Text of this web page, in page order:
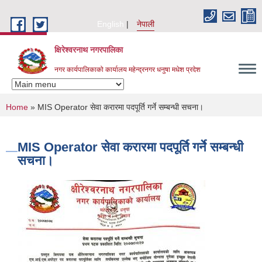
English
नेपाली
क्षिरेश्वरनाथ नगरपालिका
नगर कार्यपालिकाको कार्यालय महेन्द्रनगर धनुषा मधेश प्रदेश
You are here
Home » MIS Operator सेवा करारमा पदपूर्ति गर्ने सम्बन्धी सचना।
MIS Operator सेवा करारमा पदपूर्ति गर्ने सम्बन्धी
सचना।